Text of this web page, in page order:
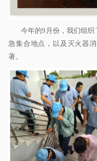
今年的9月份，我们组织
急集合地点，以及灭火器
著。